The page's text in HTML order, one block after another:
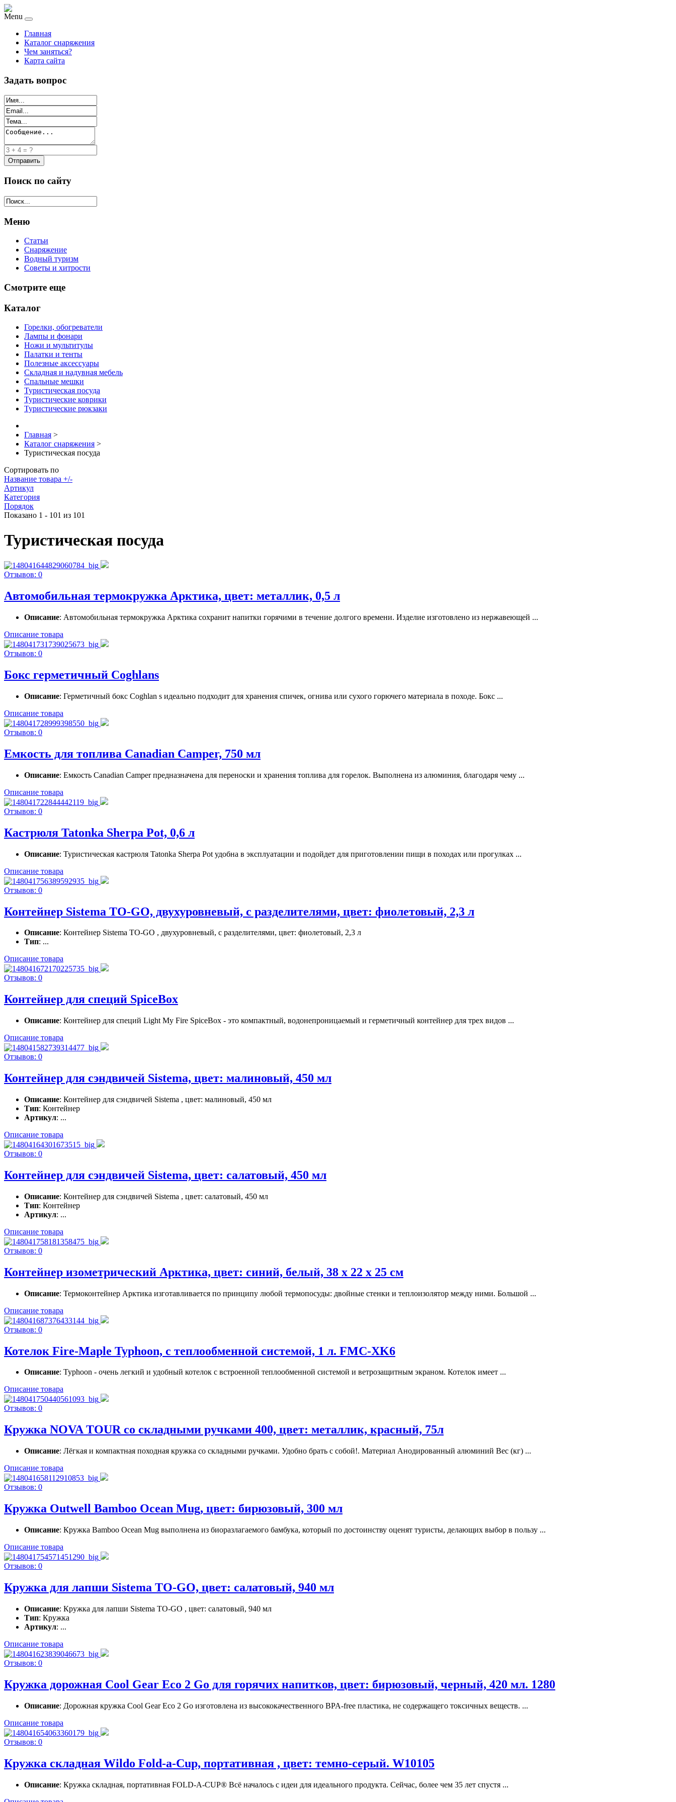
Menu
Главная
Каталог снаряжения
Чем заняться?
Карта сайта
Задать вопрос
Поиск по сайту
Меню
Статьи
Снаряжение
Водный туризм
Советы и хитрости
Смотрите еще
Каталог
Горелки, обогреватели
Лампы и фонари
Ножи и мультитулы
Палатки и тенты
Полезные аксессуары
Складная и надувная мебель
Спальные мешки
Туристическая посуда
Туристические коврики
Туристические рюкзаки
Главная >
Каталог снаряжения >
Туристическая посуда
Сортировать по
Название товара +/-
Артикул
Категория
Порядок
Показано 1 - 101 из 101
Туристическая посуда
Отзывов: 0
Автомобильная термокружка Арктика, цвет: металлик, 0,5 л
Описание: Автомобильная термокружка Арктика сохранит напитки горячими в течение долгого времени. Изделие изготовлено из нержавеющей ...
Описание товара
Отзывов: 0
Бокс герметичный Coghlans
Описание: Герметичный бокс Coghlan s идеально подходит для хранения спичек, огнива или сухого горючего материала в походе. Бокс ...
Описание товара
Отзывов: 0
Емкость для топлива Canadian Camper, 750 мл
Описание: Емкость Canadian Camper предназначена для переноски и хранения топлива для горелок. Выполнена из алюминия, благодаря чему ...
Описание товара
Отзывов: 0
Кастрюля Tatonka Sherpa Pot, 0,6 л
Описание: Туристическая кастрюля Tatonka Sherpa Pot удобна в эксплуатации и подойдет для приготовлении пищи в походах или прогулках ...
Описание товара
Отзывов: 0
Контейнер Sistema TO-GO, двухуровневый, с разделителями, цвет: фиолетовый, 2,3 л
Описание: Контейнер Sistema TO-GO , двухуровневый, с разделителями, цвет: фиолетовый, 2,3 л
Тип: ...
Описание товара
Отзывов: 0
Контейнер для специй SpiceBox
Описание: Контейнер для специй Light My Fire SpiceBox - это компактный, водонепроницаемый и герметичный контейнер для трех видов ...
Описание товара
Отзывов: 0
Контейнер для сэндвичей Sistema, цвет: малиновый, 450 мл
Описание: Контейнер для сэндвичей Sistema , цвет: малиновый, 450 мл
Тип: Контейнер
Артикул: ...
Описание товара
Отзывов: 0
Контейнер для сэндвичей Sistema, цвет: салатовый, 450 мл
Описание: Контейнер для сэндвичей Sistema , цвет: салатовый, 450 мл
Тип: Контейнер
Артикул: ...
Описание товара
Отзывов: 0
Контейнер изометрический Арктика, цвет: синий, белый, 38 х 22 х 25 см
Описание: Термоконтейнер Арктика изготавливается по принципу любой термопосуды: двойные стенки и теплоизолятор между ними. Большой ...
Описание товара
Отзывов: 0
Котелок Fire-Maple Typhoon, с теплообменной системой, 1 л. FMC-XK6
Описание: Typhoon - очень легкий и удобный котелок с встроенной теплообменной системой и ветрозащитным экраном. Котелок имеет ...
Описание товара
Отзывов: 0
Кружка NOVA TOUR со складными ручками 400, цвет: металлик, красный, 75л
Описание: Лёгкая и компактная походная кружка со складными ручками. Удобно брать с собой!. Материал Анодированный алюминий Вес (кг) ...
Описание товара
Отзывов: 0
Кружка Outwell Bamboo Ocean Mug, цвет: бирюзовый, 300 мл
Описание: Кружка Bamboo Ocean Mug выполнена из биоразлагаемого бамбука, который по достоинству оценят туристы, делающих выбор в пользу ...
Описание товара
Отзывов: 0
Кружка для лапши Sistema TO-GO, цвет: салатовый, 940 мл
Описание: Кружка для лапши Sistema TO-GO , цвет: салатовый, 940 мл
Тип: Кружка
Артикул: ...
Описание товара
Отзывов: 0
Кружка дорожная Cool Gear Eco 2 Go для горячих напитков, цвет: бирюзовый, черный, 420 мл. 1280
Описание: Дорожная кружка Cool Gear Eco 2 Go изготовлена из высококачественного BPA-free пластика, не содержащего токсичных веществ. ...
Описание товара
Отзывов: 0
Кружка складная Wildo Fold-a-Cup, портативная , цвет: темно-серый. W10105
Описание: Кружка складная, портативная FOLD-A-CUP® Всё началось с идеи для идеального продукта. Сейчас, более чем 35 лет спустя ...